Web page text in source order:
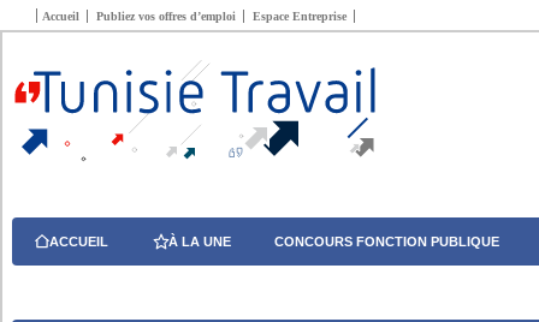
Accueil Publiez vos offres d’emploi Espace Entreprise
ACCUEIL À LA UNE CONCOURS FONCTION PUBLIQUE